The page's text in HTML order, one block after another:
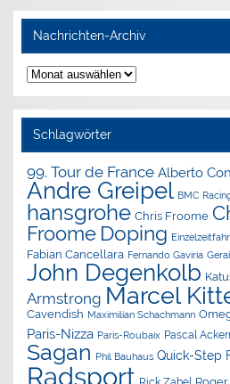
Nachrichten-Archiv
Nachrichten-
Archiv
Schlagwörter
99. Tour de France Alberto
Andre Greipel BMC
hansgrohe Chris Froome
Froome Doping
Fabian Cancellara Fernando Gaviria
John Degenkolb
Armstrong Marcel
Cavendish Maximilian Schachmann
Paris-Nizza Paris-Roubaix Pascal
Sagan Phil Bauhaus Quick-Step
Radsport